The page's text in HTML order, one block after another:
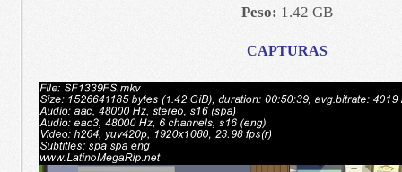
Peso: 1.42 GB
CAPTURAS